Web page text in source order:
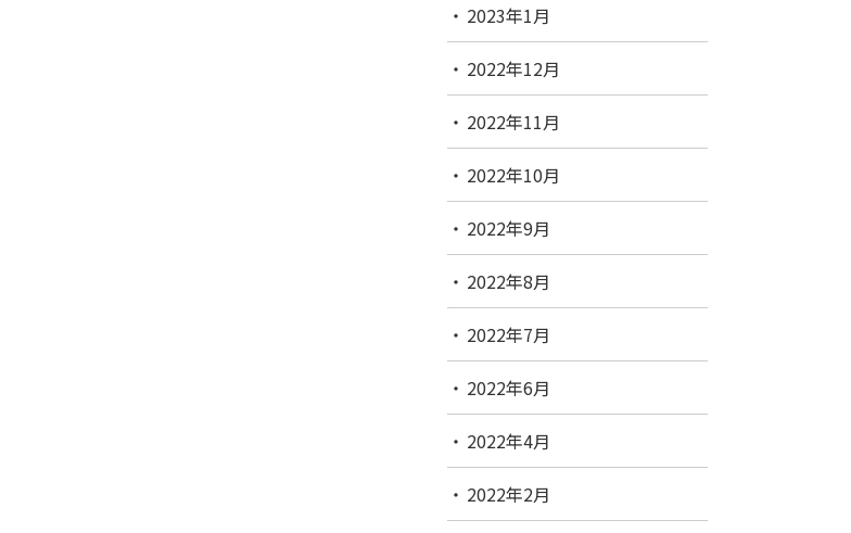
2023年1月
2022年12月
2022年11月
2022年10月
2022年9月
2022年8月
2022年7月
2022年6月
2022年4月
2022年2月